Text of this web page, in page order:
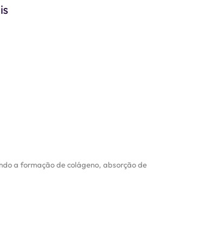
a formação de colágeno, absorção de